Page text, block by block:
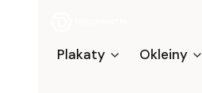
Plakaty Okleiny